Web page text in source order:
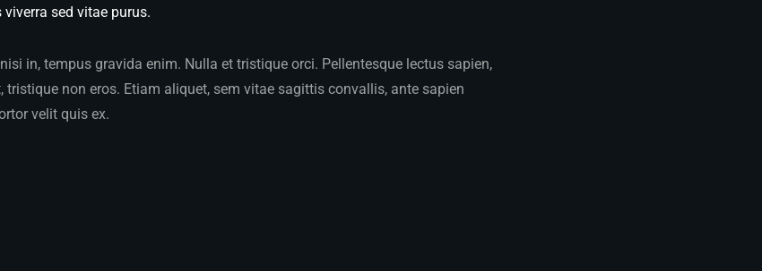
sed vitae purus.
in, tempus gravida enim. Nulla et tristique orci. Pellentesque lectus sapien,
non eros. Etiam aliquet, sem vitae sagittis convallis, ante sapien
velit quis ex.